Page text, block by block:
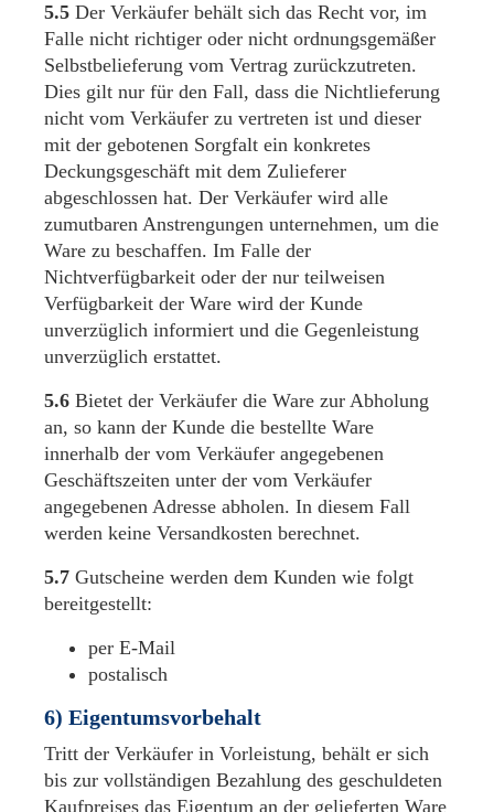
5.5 Der Verkäufer behält sich das Recht vor, im
Falle nicht richtiger oder nicht ordnungsgemäßer
Selbstbelieferung vom Vertrag zurückzutreten.
Dies gilt nur für den Fall, dass die Nichtlieferung
nicht vom Verkäufer zu vertreten ist und dieser
mit der gebotenen Sorgfalt ein konkretes
Deckungsgeschäft mit dem Zulieferer
abgeschlossen hat. Der Verkäufer wird alle
zumutbaren Anstrengungen unternehmen, um die
Ware zu beschaffen. Im Falle der
Nichtverfügbarkeit oder der nur teilweisen
Verfügbarkeit der Ware wird der Kunde
unverzüglich informiert und die Gegenleistung
unverzüglich erstattet.
5.6 Bietet der Verkäufer die Ware zur Abholung
an, so kann der Kunde die bestellte Ware
innerhalb der vom Verkäufer angegebenen
Geschäftszeiten unter der vom Verkäufer
angegebenen Adresse abholen. In diesem Fall
werden keine Versandkosten berechnet.
5.7 Gutscheine werden dem Kunden wie folgt
bereitgestellt:
per E-Mail
postalisch
6) Eigentumsvorbehalt
Tritt der Verkäufer in Vorleistung, behält er sich
bis zur vollständigen Bezahlung des geschuldeten
Kaufpreises das Eigentum an der gelieferten Ware